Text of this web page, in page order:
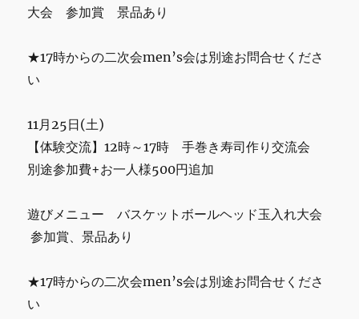
と
大会 参加賞 景品あり
★17時からの二次会men’s会は別途お問合せくださ
い
11月25日(土)
【体験交流】12時～17時 手巻き寿司作り交流会
別途参加費+お一人様500円追加
遊びメニュー バスケットボールヘッド玉入れ大会
参加賞、景品あり
★17時からの二次会men’s会は別途お問合せくださ
い